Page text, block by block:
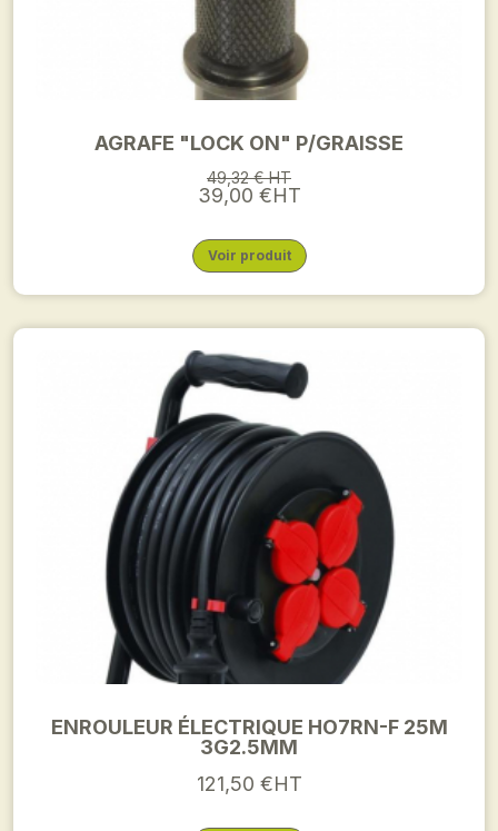
AGRAFE "LOCK ON" P/GRAISSE
49,32 € HT
39,00 €HT
Voir produit
ENROULEUR ÉLECTRIQUE HO7RN-F 25M
3G2.5MM
121,50 €HT